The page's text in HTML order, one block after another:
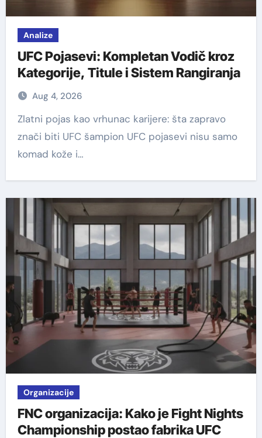
Analize
UFC Pojasevi: Kompletan Vodič kroz
Kategorije, Titule i Sistem Rangiranja
Aug 4, 2026
Zlatni pojas kao vrhunac karijere: šta zapravo
znači biti UFC šampion UFC pojasevi nisu samo
komad kože i…
Organizacije
FNC organizacija: Kako je Fight Nights
Championship postao fabrika UFC